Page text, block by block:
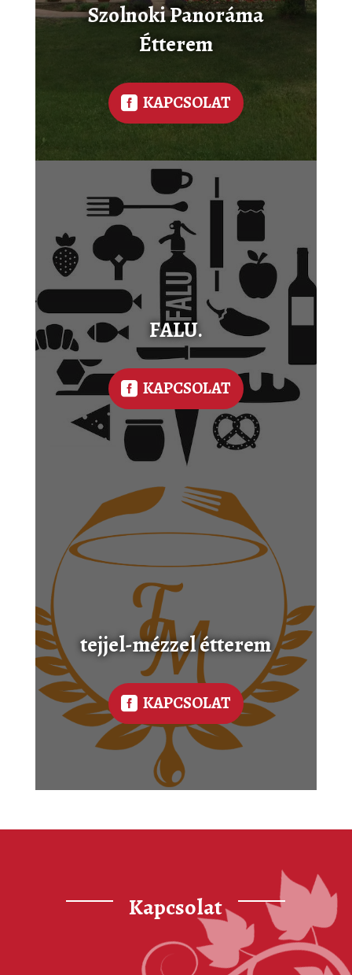
Szolnoki Panoráma
Étterem
KAPCSOLAT
FALU.
KAPCSOLAT
tejjel-mézzel étterem
KAPCSOLAT
Kapcsolat